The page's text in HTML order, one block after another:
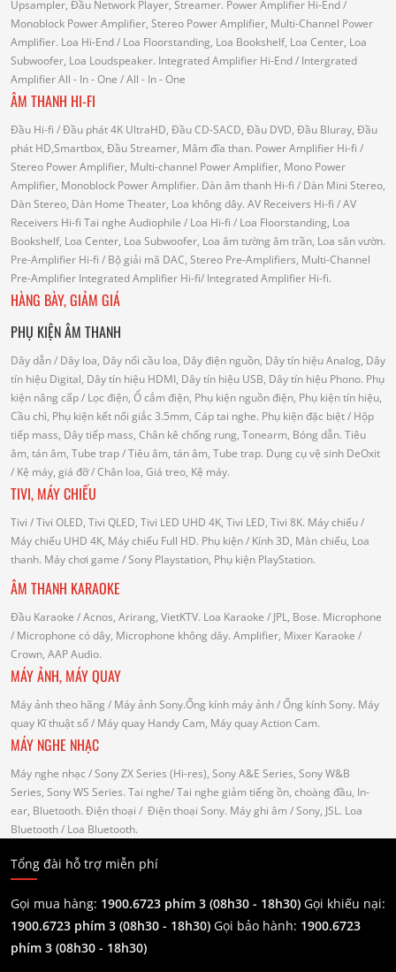
Upsampler, Đầu Network Player, Streamer. Power Amplifier Hi-End/
Monoblock Power Amplifier, Stereo Power Amplifier, Multi-Channel Power
Amplifier. Loa Hi-End/ Loa Floorstanding, Loa Bookshelf, Loa Center, Loa
Subwoofer, Loa Loudspeaker. Integrated Amplifier Hi-End/ Intergrated
AmplifierAll - In - One / All - In - One
ÂM THANH HI-FI
Đầu Hi-fi / Đầu phát 4K UltraHD, Đầu CD-SACD, Đầu DVD, Đầu Bluray, Đầu
phát HD,Smartbox, Đầu Streamer, Mâm đĩa than. Power Amplifier Hi-fi /
Stereo Power Amplifier, Multi-channel Power Amplifier, Mono Power
Amplifier, Monoblock Power Amplifier. Dàn âm thanh Hi-fi / Dàn Mini Stereo,
Dàn Stereo, Dàn Home Theater, Loa không dây. AV Receivers Hi-fi / AV
Receivers Hi-fi Tai nghe Audiophile / Loa Hi-fi / Loa Floorstanding, Loa
Bookshelf, Loa Center, Loa Subwoofer, Loa âm tường âm trần, Loa sân vườn.
Pre-Amplifier Hi-fi / Bộ giải mã DAC, Stereo Pre-Amplifiers, Multi-Channel
Pre-Amplifier Integrated Amplifier Hi-fi/ Integrated Amplifier Hi-fi.
HÀNG BÀY, GIẢM GIÁ
PHỤ KIỆN ÂM THANH
Dây dẫn/ Dây loa, Dây nối cầu loa, Dây điện nguồn, Dây tín hiệu Analog, Dây
tín hiệu Digital, Dây tín hiệu HDMI, Dây tín hiệu USB, Dây tín hiệu Phono. Phụ
kiện nâng cấp/ Lọc điện, Ổ cắm điện, Phụ kiện nguồn điện, Phụ kiện tín hiệu,
Cầu chì, Phụ kiện kết nối giắc 3.5mm, Cáp tai nghe. Phụ kiện đặc biệt/ Hộp
tiếp mass, Dây tiếp mass, Chân kê chống rung, Tonearm, Bóng dẫn. Tiêu
âm, tán âm, Tube trap/ Tiêu âm, tán âm, Tube trap. Dụng cụ vệ sinh DeOxit
/ Kệ máy, giá đỡ/ Chân loa, Giá treo, Kệ máy.
TIVI, MÁY CHIẾU
Tivi / Tivi OLED, Tivi QLED, Tivi LED UHD 4K, Tivi LED, Tivi 8K. Máy chiếu/
Máy chiếu UHD 4K, Máy chiếu Full HD. Phụ kiện/ Kính 3D, Màn chiếu, Loa
thanh. Máy chơi game / Sony Playstation, Phụ kiện PlayStation.
ÂM THANH KARAOKE
Đầu Karaoke / Acnos, Arirang, VietKTV. Loa Karaoke / JPL, Bose. Microphone
/ Microphone có dây, Microphone không dây. Amplifier, Mixer Karaoke /
Crown, AAP Audio.
MÁY ẢNH, MÁY QUAY
Máy ảnh theo hãng / Máy ảnh Sony.Ống kính máy ảnh / Ống kính Sony. Máy
quay Kĩ thuật số/ Máy quay Handy Cam, Máy quay Action Cam.
MÁY NGHE NHẠC
Máy nghe nhạc / Sony ZX Series (Hi-res), Sony A&E Series, Sony W&B
Series, Sony WS Series. Tai nghe/ Tai nghe giảm tiếng ồn, choàng đầu, In-
ear, Bluetooth. Điện thoại / Điện thoại Sony. Máy ghi âm / Sony, JSL. Loa
Bluetooth/ Loa Bluetooth.
Tổng đài hỗ trợ miễn phí
Gọi mua hàng: 1900.6723 phím 3 (08h30 - 18h30) Gọi khiếu nại:
1900.6723 phím 3 (08h30 - 18h30) Gọi bảo hành: 1900.6723
phím 3 (08h30 - 18h30)